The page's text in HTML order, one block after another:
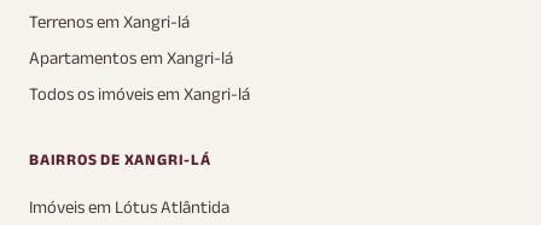
Terrenos em Xangri-lá
Apartamentos em Xangri-lá
Todos os imóveis em Xangri-lá
BAIRROS DE XANGRI-LÁ
Imóveis em Lótus Atlântida